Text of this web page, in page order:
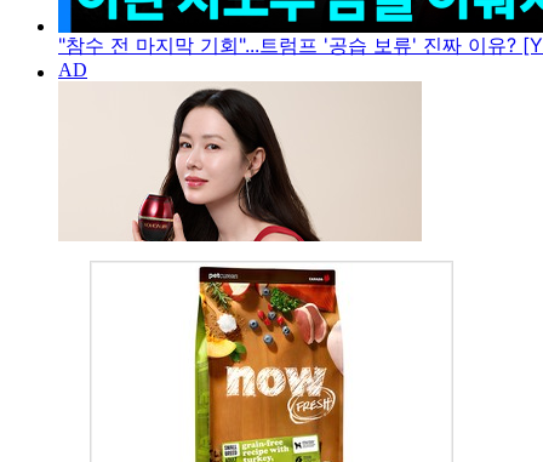
"참수 전 마지막 기회"...트럼프 '공습 보류' 진짜 이유?